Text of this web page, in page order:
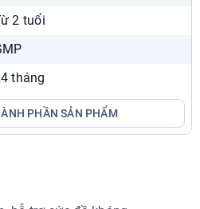
City
Bạch Mai
2 tuổi
tháng
PHẦN SẢN PHẨM